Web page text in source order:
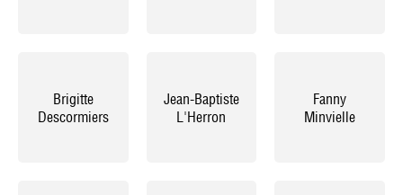
Brigitte
Descormiers
Jean-Baptiste
L'Herron
Fanny
Minvielle